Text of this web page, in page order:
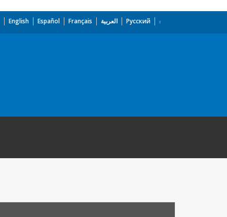
English Español Français العربية Русский